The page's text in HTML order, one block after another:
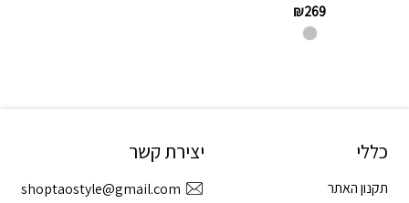
₪269
כללי
תקנון האתר
יצירת קשר
shoptaostyle@gmail.com